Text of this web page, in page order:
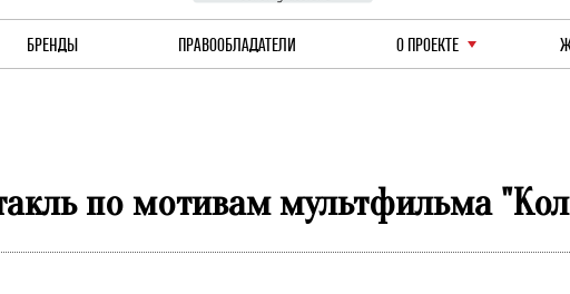
БРЕНДЫ ПРАВООБЛАДАТЕЛИ О ПРОЕКТЕ
по мотивам мультфильма